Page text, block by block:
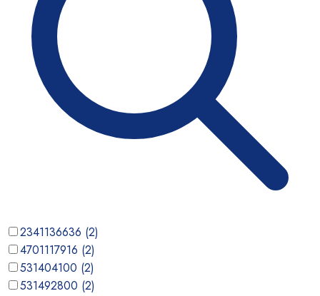
2341136636 (2)
4701117916 (2)
531404100 (2)
531492800 (2)